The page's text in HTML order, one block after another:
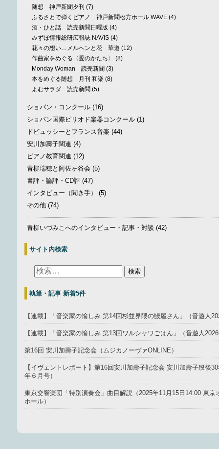
随想 神戸新聞夕刊 (7)
ふるさとで弾くピアノ 神戸新聞松方ホール WAVE (4)
酒・ひと話 読売新聞日曜版 (4)
みずほ情報総研広報誌 NAVIS (4)
花々の想い…メルヘンと花 華道 (12)
作曲家をめぐる〈愛のかたち〉
(8)
Monday Woman 読売新聞 (3)
本をめぐる随想 月刊 和楽 (8)
よむサラダ 読売新聞 (5)
ショパン・コンクール (16)
ショパン国際ピリオド楽器コンクール (1)
ドビュッシーとフランス音楽 (44)
安川加壽子関連 (4)
ピアノ教育関連 (12)
青柳瑞穂と阿佐ヶ谷会 (5)
書評・論評・CD評 (47)
インタビュー（聞き手）
(5)
その他 (74)
青柳いづみこへのインタビュー・記事・対談 (42)
サイト内検索
執筆・記事 新着5件
【連載】「音楽家の愉しみ 第14回杉並界隈の鰻屋さん」（音遊人
【連載】「音楽家の愉しみ 第13回ワルシャワごはん」（音遊人
第16回 安川加壽子記念会（ムジカノーヴァONLINE）
【イヴェントレポート】第16回安川加壽子記念会 安川加壽子歿後
年６月号）
東京交響楽団「特別演奏会」曲目解説（2025年11月15日14:00 東京
ホール）